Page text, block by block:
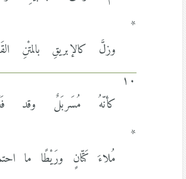
*
وزلَّ كالإبريقِ بالمتْنِ
١٠
كأنّهُ مُسَربَلٌ وقد
*
مُلاءَ كَتّانٍ ورَيْطًا ما